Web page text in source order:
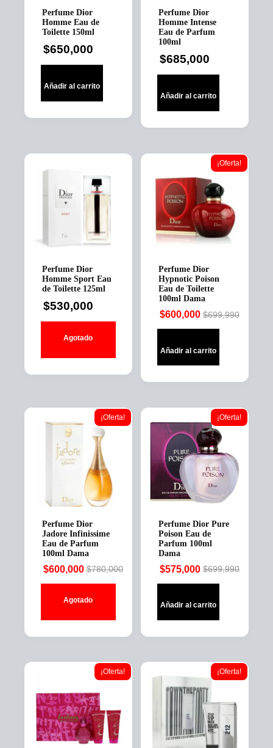
Perfume Dior
Homme Eau de
Toilette 150ml
$650,000
Añadir al carrito
Perfume Dior
Homme Intense
Eau de Parfum
100ml
$685,000
Añadir al carrito
Perfume Dior
Homme Sport Eau
de Toilette 125ml
$530,000
Agotado
¡Oferta!
Perfume Dior
Hypnotic Poison
Eau de Toilette
100ml Dama
$699,990
Original
was:
$600,000
Current
is:
Añadir al carrito
¡Oferta!
Perfume Dior
Jadore Infinissime
Eau de Parfum
100ml Dama
$780,000
Original
$600,000
Current
Agotado
¡Oferta!
Perfume Dior Pure
Poison Eau de
Parfum 100ml
Dama
$699,990
Original
was:
$575,000
Current
is:
Añadir al carrito
¡Oferta! ¡Oferta!